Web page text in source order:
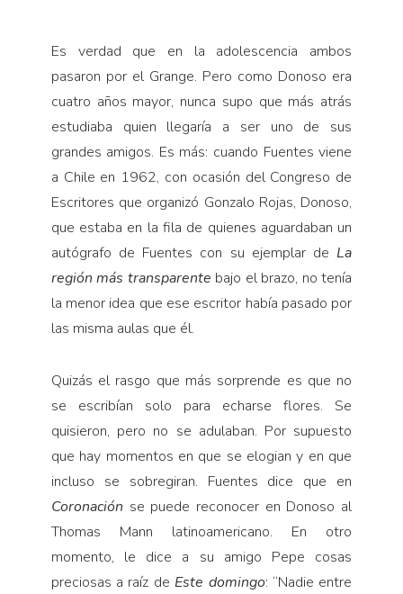
Es verdad que en la adolescencia ambos
pasaron por el Grange. Pero como Donoso era
cuatro años mayor, nunca supo que más atrás
estudiaba quien llegaría a ser uno de sus
grandes amigos. Es más: cuando Fuentes viene
a Chile en 1962, con ocasión del Congreso de
Escritores que organizó Gonzalo Rojas, Donoso,
que estaba en la fila de quienes aguardaban un
autógrafo de Fuentes con su ejemplar de La
región más transparente bajo el brazo, no tenía
la menor idea que ese escritor había pasado por
las misma aulas que él.
Quizás el rasgo que más sorprende es que no
se escribían solo para echarse flores. Se
quisieron, pero no se adulaban. Por supuesto
que hay momentos en que se elogian y en que
incluso se sobregiran. Fuentes dice que en
Coronación se puede reconocer en Donoso al
Thomas Mann latinoamericano. En otro
momento, le dice a su amigo Pepe cosas
preciosas a raíz de Este domingo: “Nadie entre